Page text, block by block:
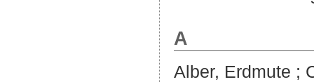
A
Alber, Erdmute ;